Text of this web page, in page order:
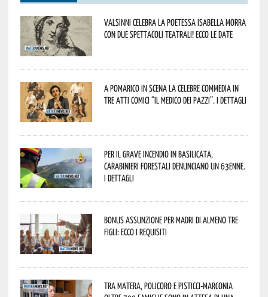
Valsinni celebra la poetessa Isabella Morra
con due spettacoli teatrali! Ecco le date
A Pomarico in scena la celebre commedia in
tre atti comici “Il medico dei pazzi”. I dettagli
Per il grave incendio in Basilicata,
Carabinieri forestali denunciano un 63enne.
I dettagli
Bonus assunzione per madri di almeno tre
figli: ecco i requisiti
Tra Matera, Policoro e Pisticci-Marconia